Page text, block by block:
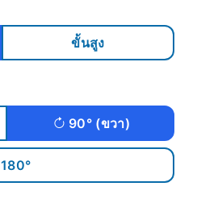
ขั้นสูง
90° (ขวา)
180°